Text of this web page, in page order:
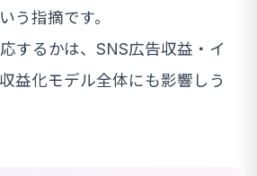
う指摘です。
するかは、SNS広告収益・イ
益化モデル全体にも影響しう